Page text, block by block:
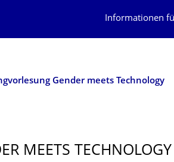
Informationen
Gender meets Technology
MEETS TECHNOLOGY